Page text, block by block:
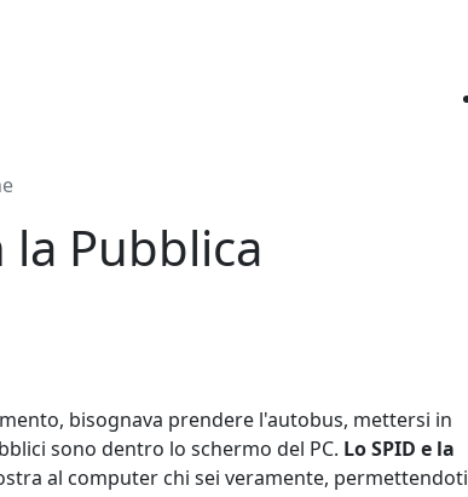
Pubblica
bisognava prendere l'autobus, mettersi in
sono dentro lo schermo del PC. Lo SPID e la
al computer chi sei veramente, permettendoti